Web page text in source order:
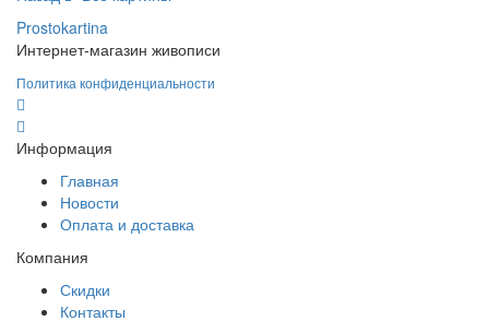
Prostokartina
Интернет-магазин живописи
Политика конфиденциальности
Информация
Главная
Новости
Оплата и доставка
Компания
Скидки
Контакты